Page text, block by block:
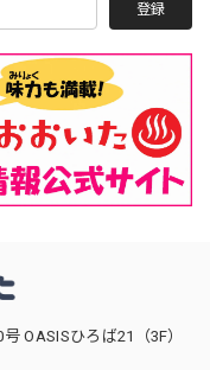
登録
OASISひろば21（3F）